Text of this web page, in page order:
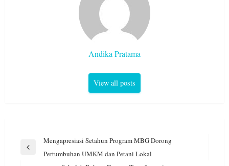
Andika Pratama
View all posts
Navigasi
Previous
Mengapresiasi Setahun Program MBG Dorong
Pertumbuhan UMKM dan Petani Lokal